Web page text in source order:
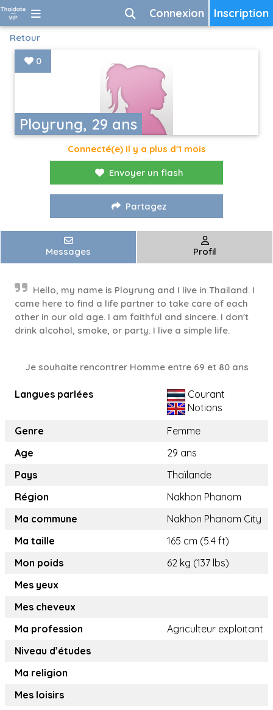
Inscription
Connexion
Retour
Ployrung, 29 ans
0
Connecté(e) il y a plus d'1 mois
Envoyer un flash
Partagez
Messages Profil
Hello, my name is Ployrung and I live in Thailand. I
came here to find a life partner to take care of each
other in our old age. I am faithful and sincere. I don't
drink alcohol, smoke, or party. I live a simple life.
Je souhaite rencontrer Homme entre 69 et 80 ans
Langues parlées
Courant
Notions
Genre
Femme
Age
29 ans
Pays
Thaïlande
Région
Nakhon Phanom
Ma commune
Nakhon Phanom City
Ma taille
165 cm (5.4 ft)
Mon poids
62 kg (137 lbs)
Mes yeux
Mes cheveux
Ma profession
Agriculteur exploitant
Niveau d’études
Ma religion
Mes loisirs